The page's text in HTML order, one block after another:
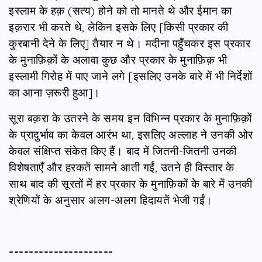
इस्लाम के हक़ (सत्य) होने को तो मानते थे और ईमान का
इक़रार भी करते थे, लेकिन इसके लिए [किसी प्रकार की
कु़रबानी देने के लिए] तैयार न थे। मदीना पहुँचकर इस प्रकार
के मुनाफ़िक़ों के अलावा कुछ और प्रकार के मुनाफ़िक़ भी
इस्लामी गिरोह में पाए जाने लगे [इसलिए उनके बारे में भी निर्देशों
का आना ज़रूरी हुआ]।
सूरा बक़रा के उतरने के समय इन विभिन्न प्रकार के मुनाफ़िक़ों
के प्रादुर्भाव का केवल आरंभ था, इसलिए अल्लाह ने उनकी ओर
केवल संक्षिप्त संकेत किए हैं। बाद में जितनी-जितनी उनकी
विशेषताएँ और हरकतें सामने आती गईं, उतने ही विस्तार के
साथ बाद की सूरतों में हर प्रकार के मुनाफ़िकों के बारे में उनकी
श्रेणियों के अनुसार अलग-अलग हिदायतें भेजी गईं।
---------------------